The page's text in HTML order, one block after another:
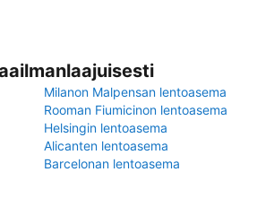
Milanon Malpensan lentoasema
Rooman Fiumicinon lentoasema
Helsingin lentoasema
Alicanten lentoasema
Barcelonan lentoasema